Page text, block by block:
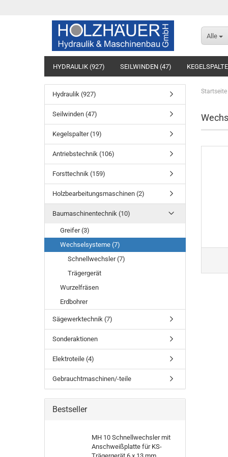
Alle
HYDRAULIK (927) SEILWINDEN (47)
Startseite
Hydraulik (927)
Seilwinden (47)
Kegelspalter (19)
Antriebstechnik (106)
Forsttechnik (159)
Holzbearbeitungsmaschinen (2)
Baumaschinentechnik (10)
Greifer (3)
Wechselsysteme (7)
Schnellwechsler (7)
Trägergerät
Wurzelfräsen
Erdbohrer
Sägewerktechnik (7)
Sonderaktionen
Elektroteile (4)
Gebrauchtmaschinen/-teile
Bestseller
MH 10 Schnellwechsler mit
Anschweißplatte für KS-